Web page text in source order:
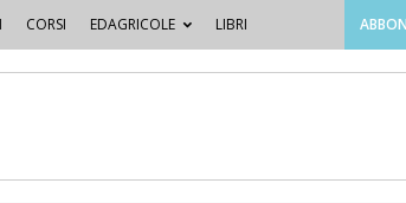
CORSI EDAGRICOLE LIBRI